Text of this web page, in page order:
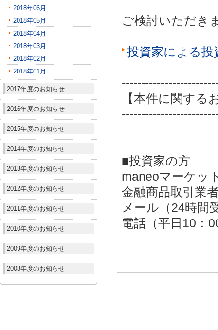
2018年06月
2018年05月
2018年04月
2018年03月
2018年02月
2018年01月
2017年度のお知らせ
2016年度のお知らせ
2015年度のお知らせ
2014年度のお知らせ
2013年度のお知らせ
2012年度のお知らせ
2011年度のお知らせ
2010年度のお知らせ
2009年度のお知らせ
2008年度のお知らせ
ご検討いただき
投資家による
【本件に関する
■投資家の方
maneoマーケッ
金融商品取引業
メール（24時間
電話（平日10：